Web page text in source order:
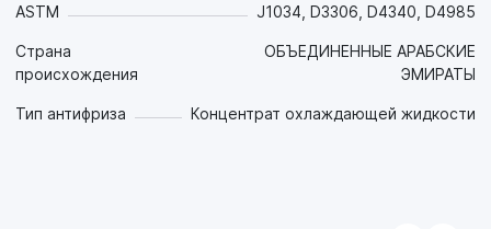
пенообразованию;
типами резиновых и пластиковых деталей системы
охлаждения ;
- Обладает превосходной стойкостью к жесткой воде и
ASTM J1034, D3306, D4340, D4985
Страна
происхождения
ОБЪЕДИНЕННЫЕ АРАБСКИЕ
ЭМИРАТЫ
Тип антифриза Концентрат охлаждающей жидкости